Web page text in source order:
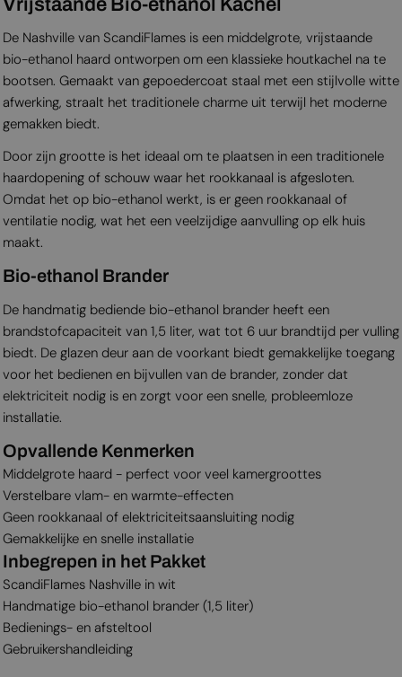
Vrijstaande Bio-ethanol Kachel
De Nashville van ScandiFlames is een middelgrote, vrijstaande
bio-ethanol haard ontworpen om een klassieke houtkachel na te
bootsen. Gemaakt van gepoedercoat staal met een stijlvolle witte
afwerking, straalt het traditionele charme uit terwijl het moderne
gemakken biedt.
Door zijn grootte is het ideaal om te plaatsen in een traditionele
haardopening of schouw waar het rookkanaal is afgesloten.
Omdat het op bio-ethanol werkt, is er geen rookkanaal of
ventilatie nodig, wat het een veelzijdige aanvulling op elk huis
maakt.
Bio-ethanol Brander
De handmatig bediende bio-ethanol brander heeft een
brandstofcapaciteit van 1,5 liter, wat tot 6 uur brandtijd per vulling
biedt. De glazen deur aan de voorkant biedt gemakkelijke toegang
voor het bedienen en bijvullen van de brander, zonder dat
elektriciteit nodig is en zorgt voor een snelle, probleemloze
installatie.
Opvallende Kenmerken
Middelgrote haard - perfect voor veel kamergroottes
Verstelbare vlam- en warmte-effecten
Geen rookkanaal of elektriciteitsaansluiting nodig
Gemakkelijke en snelle installatie
Inbegrepen in het Pakket
ScandiFlames Nashville in wit
Handmatige bio-ethanol brander (1,5 liter)
Bedienings- en afsteltool
Gebruikershandleiding